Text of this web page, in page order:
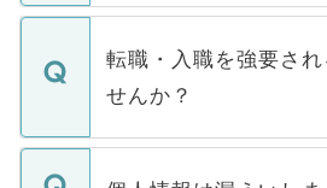
ます。通常、5営業日以
いただきますので、しば
い。
マイナビDOCTORで取
うち約3割は、Webサイ
けない「非公開求人」で
下記の理由によって、一
ません。
転職・入職を強要さ
せんか？
転職・入職を強要するこ